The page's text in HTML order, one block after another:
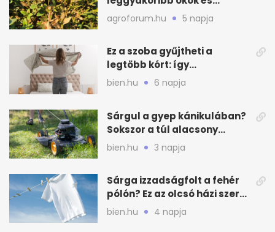
teendők
agroforum.hu 5 napja
Ez a szoba gyűjtheti a
legtöbb kórt: így
mélytisztítsd otthon
bien.hu 6 napja
Sárgul a gyep kánikulában?
Sokszor a túl alacsony
fűnyírás a gond
bien.hu 3 napja
Sárga izzadságfolt a fehér
pólón? Ez az olcsó házi szer
beválhat
bien.hu 4 napja